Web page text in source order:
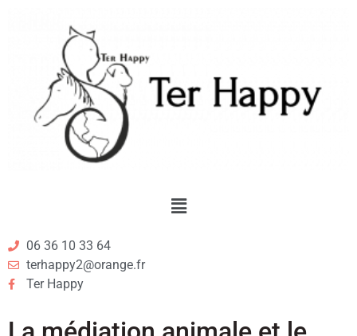
06 36 10 33 64
terhappy2@orange.fr
Ter Happy